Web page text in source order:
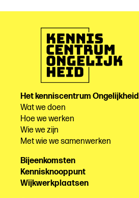
Het kenniscentrum Ongelijkheid
Wat we doen
Hoe we werken
Wie we zijn
Met wie we samenwerken
Bijeenkomsten
Kennisknooppunt
Wijkwerkplaatsen